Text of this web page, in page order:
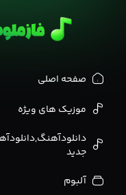
صفحه اصلی
موزیک های ویژه
جدید
آلبوم